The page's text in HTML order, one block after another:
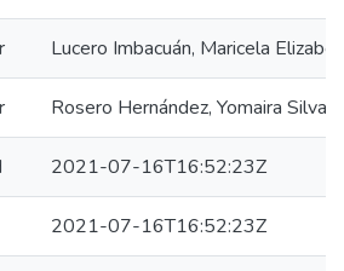
Lucero Imbacuán, Maricela
Rosero Hernández, Yomaira
2021-07-16T16:52:23Z
2021-07-16T16:52:23Z